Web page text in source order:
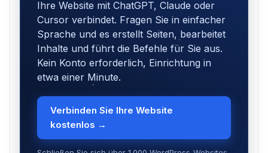
Ihre Website mit ChatGPT, Claude oder
Cursor verbindet. Fragen Sie in einfacher
Sprache und es erstellt Seiten, bearbeitet
Inhalte und führt die Befehle für Sie aus.
Kein Konto erforderlich, Einrichtung in
etwa einer Minute.
Verbinden Sie Ihre Website
kostenlos →